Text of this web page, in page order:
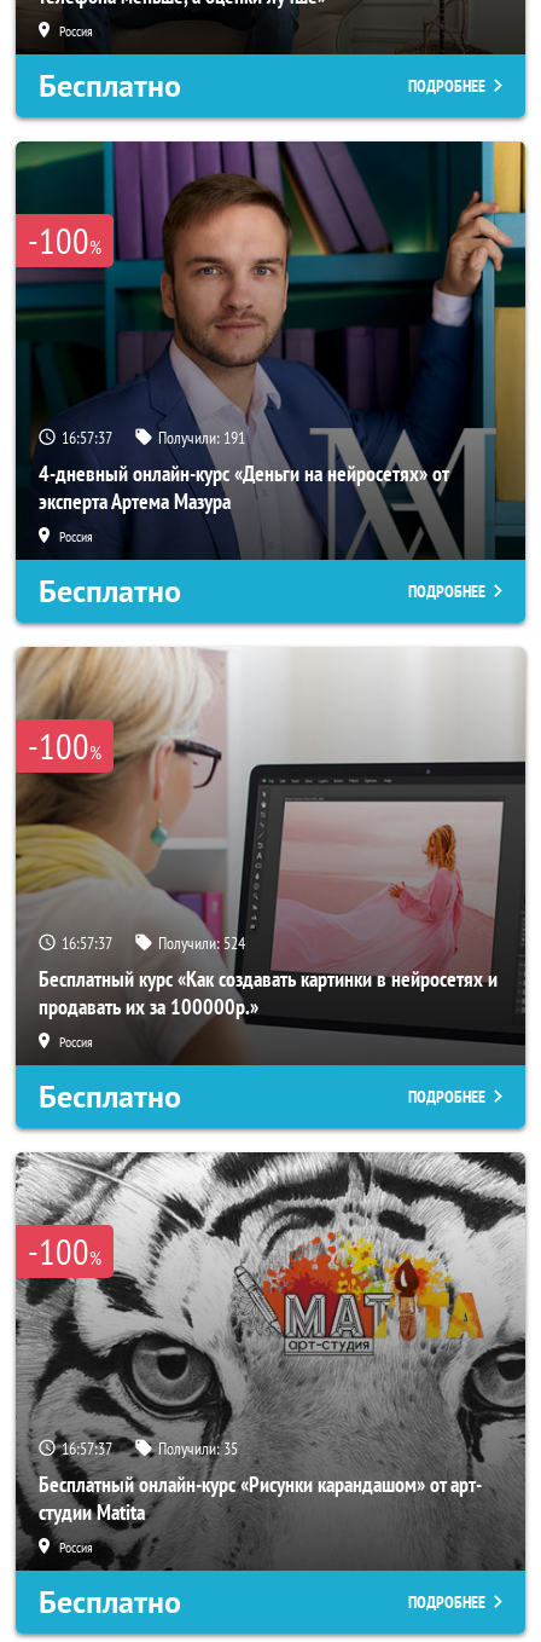
Россия
Бесплатно ПОДРОБНЕЕ
-100%
16:57:34 Получили: 191
4-дневный онлайн-курс «Деньги на нейросетях» от
эксперта Артема Мазура
Россия
Бесплатно ПОДРОБНЕЕ
-100%
16:57:34 Получили: 524
Бесплатный курс «Как создавать картинки в нейросетях и
продавать их за 100000р.»
Россия
Бесплатно ПОДРОБНЕЕ
-100%
16:57:34 Получили:35
Бесплатный онлайн-курс «Рисунки карандашом» от арт-
студии Matita
Россия
Бесплатно ПОДРОБНЕЕ